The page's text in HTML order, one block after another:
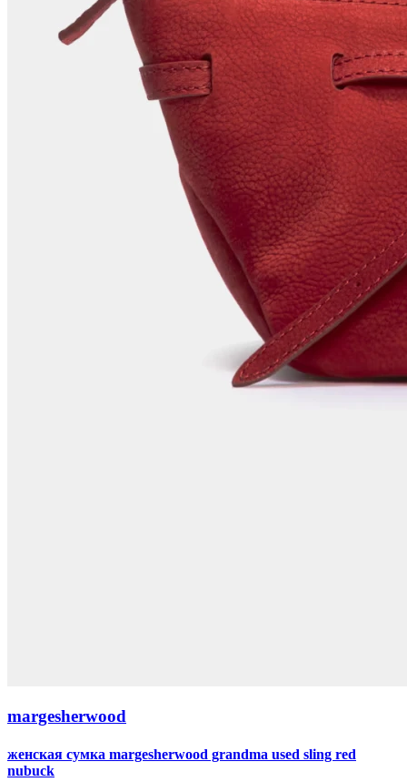
margesherwood
женская сумка margesherwood grandma used sling red
nubuck